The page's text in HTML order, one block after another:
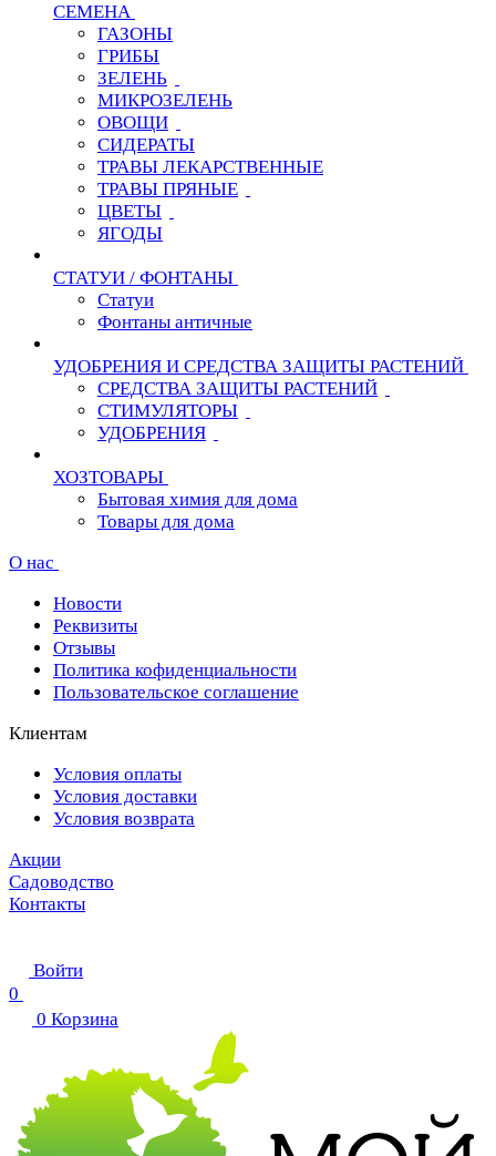
СЕМЕНА
ГАЗОНЫ
ГРИБЫ
ЗЕЛЕНЬ
МИКРОЗЕЛЕНЬ
ОВОЩИ
СИДЕРАТЫ
ТРАВЫ ЛЕКАРСТВЕННЫЕ
ТРАВЫ ПРЯНЫЕ
ЦВЕТЫ
ЯГОДЫ
СТАТУИ / ФОНТАНЫ
Статуи
Фонтаны античные
УДОБРЕНИЯ И СРЕДСТВА ЗАЩИТЫ РАСТЕНИЙ
СРЕДСТВА ЗАЩИТЫ РАСТЕНИЙ
СТИМУЛЯТОРЫ
УДОБРЕНИЯ
ХОЗТОВАРЫ
Бытовая химия для дома
Товары для дома
О нас
Новости
Реквизиты
Отзывы
Политика кофиденциальности
Пользовательское соглашение
Клиентам
Условия оплаты
Условия доставки
Условия возврата
Акции
Садоводство
Контакты
Войти
0
0 Корзина